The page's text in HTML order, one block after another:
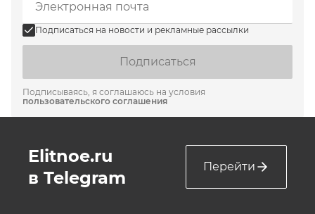
Подписаться на новости и рекламные рассылки
Подписаться
Подписываясь, я соглашаюсь на условия
пользовательского соглашения
Elitnoe.ru
в Telegram
Перейти